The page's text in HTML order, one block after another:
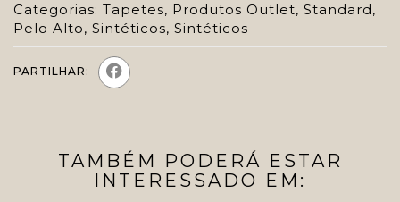
Categorias: Tapetes, Produtos Outlet, Standard,
Pelo Alto, Sintéticos, Sintéticos
PARTILHAR:
TAMBÉM PODERÁ ESTAR
INTERESSADO EM: